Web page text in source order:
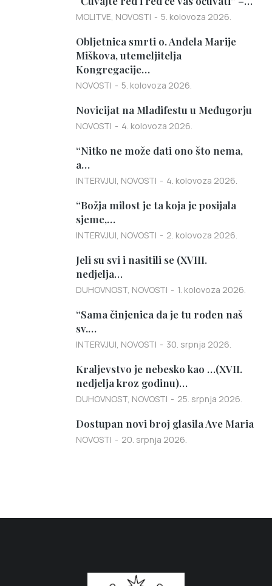
MOLITVE NOVOSTI 5. kolovoza 2026.
Obljetnica smrti o. Anđela Marije
Miškova, utemeljitelja
Kongregacije…
NOVOSTI 5. kolovoza 2026.
Novicijat na Mladifestu u Međugorju
NOVOSTI 4. kolovoza 2026.
“Nitko ne može dati ono što nema,
a…
INTERVJUI NOVOSTI 4. kolovoza 2026.
“Božja milost je ta koja je posijala
sjeme,…
INTERVJUI NOVOSTI 2. kolovoza 2026.
Jeli su svi i nasitili se (XVIII.
nedjelja…
DUHOVNOST NOVOSTI 1. kolovoza 2026.
“Sama činjenica da je tu rođen naš
sv.…
INTERVJUI NOVOSTI 30. srpnja 2026.
Kraljevstvo je nebesko kao …(XVII.
nedjelja kroz godinu)…
DUHOVNOST NOVOSTI 25. srpnja 2026.
Dostupan novi broj glasila Ave Maria
NOVOSTI 20. srpnja 2026.